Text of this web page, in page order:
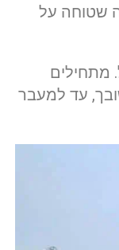
שטוחה על
מתחילים
עד למעבר